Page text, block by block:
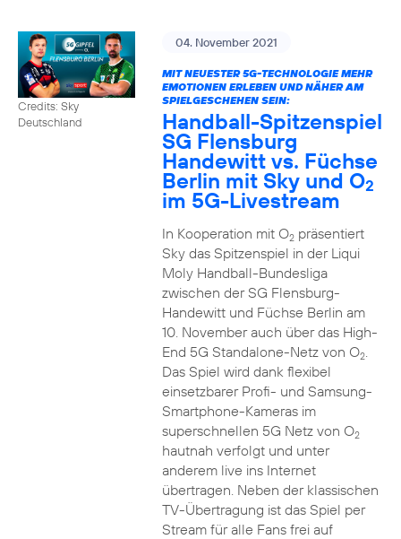
Credits: Sky
Deutschland
04. November 2021
MIT NEUESTER 5G-TECHNOLOGIE MEHR
EMOTIONEN ERLEBEN UND NÄHER AM
SPIELGESCHEHEN SEIN:
Handball-Spitzenspiel
SG Flensburg
Handewitt vs. Füchse
Berlin mit Sky und O2
im 5G-Livestream
In Kooperation mit O2präsentiert
Sky das Spitzenspiel in der Liqui
Moly Handball-Bundesliga
zwischen der SG Flensburg-
Handewitt und Füchse Berlin am
10. November auch über das High-
End 5G Standalone-Netz von O2.
Das Spiel wird dank flexibel
einsetzbarer Profi- und Samsung-
Smartphone-Kameras im
superschnellen 5G Netz von O2
hautnah verfolgt und unter
anderem live ins Internet
übertragen. Neben der klassischen
TV-Übertragung ist das Spiel per
Stream für alle Fans frei auf